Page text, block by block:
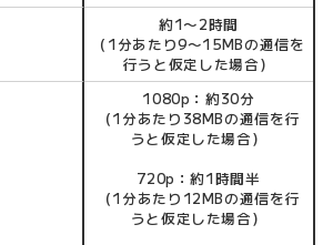
約1〜2時間
（1分あたり9〜15MBの通信を
行うと仮定した場合）
1080p：約30分
（1分あたり38MBの通信を行
うと仮定した場合）
720p：約1時間半
（1分あたり12MBの通信を行
うと仮定した場合）